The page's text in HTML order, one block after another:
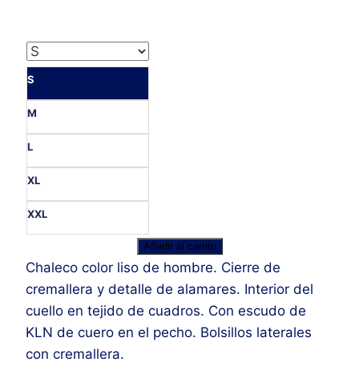
S
M
L
XL
XXL
Chaleco
Alamares
Hombre
cantidad
Añadir al carrito
Chaleco color liso de hombre. Cierre de
cremallera y detalle de alamares. Interior del
cuello en tejido de cuadros. Con escudo de
KLN de cuero en el pecho. Bolsillos laterales
con cremallera.